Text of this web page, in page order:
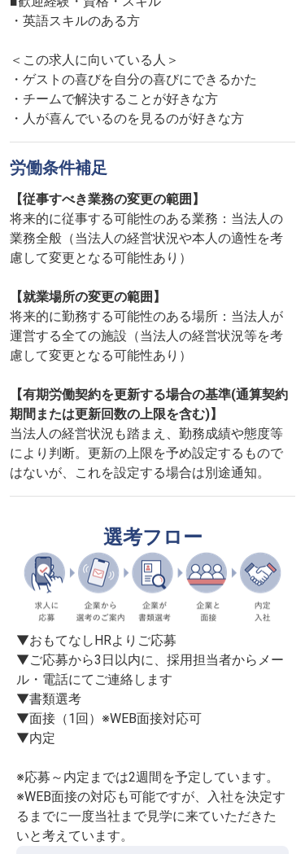
・英語スキルのある方
＜この求人に向いている人＞
・ゲストの喜びを自分の喜びにできるかた
・チームで解決することが好きな方
・人が喜んでいるのを見るのが好きな方
労働条件補足
【従事すべき業務の変更の範囲】
将来的に従事する可能性のある業務：当法人の
業務全般（当法人の経営状況や本人の適性を考
慮して変更となる可能性あり）
【就業場所の変更の範囲】
将来的に勤務する可能性のある場所：当法人が
運営する全ての施設（当法人の経営状況等を考
慮して変更となる可能性あり）
【有期労働契約を更新する場合の基準(通算契約
期間または更新回数の上限を含む)】
当法人の経営状況も踏まえ、勤務成績や態度等
により判断。更新の上限を予め設定するもので
はないが、これを設定する場合は別途通知。
選考フロー
▼おもてなしHRよりご応募
▼ご応募から3日以内に、採用担当者からメー
ル・電話にてご連絡します
▼書類選考
▼面接（1回）※WEB面接対応可
▼内定
※応募～内定までは2週間を予定しています。
※WEB面接の対応も可能ですが、入社を決定す
るまでに一度当社まで見学に来ていただきた
いと考えています。